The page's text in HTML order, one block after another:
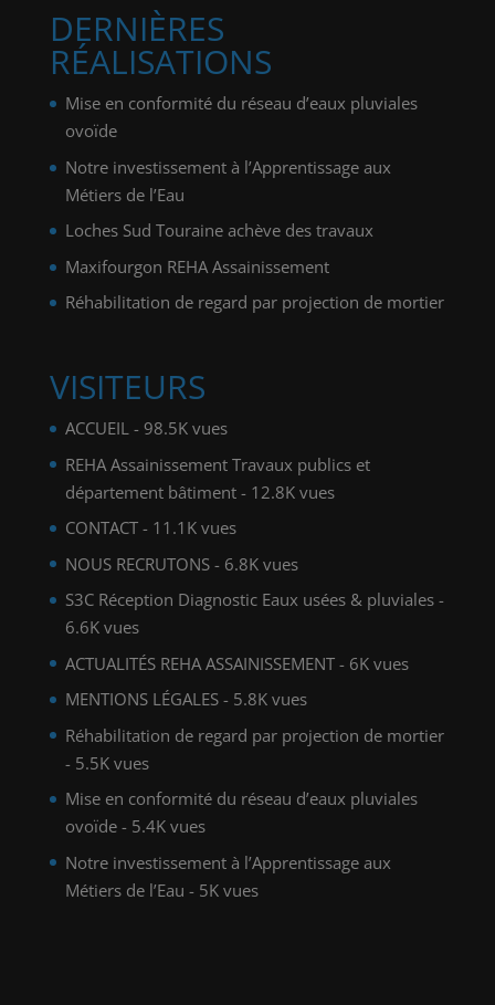
DERNIÈRES
RÉALISATIONS
Mise en conformité du réseau d’eaux pluviales
ovoïde
Notre investissement à l’Apprentissage aux
Métiers de l’Eau
Loches Sud Touraine achève des travaux
Maxifourgon REHA Assainissement
Réhabilitation de regard par projection de mortier
VISITEURS
ACCUEIL- 98.5K vues
REHA Assainissement Travaux publics et
département bâtiment- 12.8K vues
CONTACT- 11.1K vues
NOUS RECRUTONS- 6.8K vues
S3C Réception Diagnostic Eaux usées & pluviales-
6.6K vues
ACTUALITÉS REHA ASSAINISSEMENT- 6K vues
MENTIONS LÉGALES- 5.8K vues
Réhabilitation de regard par projection de mortier
- 5.5K vues
Mise en conformité du réseau d’eaux pluviales
ovoïde- 5.4K vues
Notre investissement à l’Apprentissage aux
Métiers de l’Eau - 5K vues